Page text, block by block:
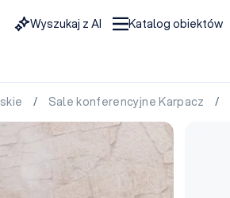
Wyszukaj z AI Katalog obiektów
/ Sale konferencyjne Karpacz /